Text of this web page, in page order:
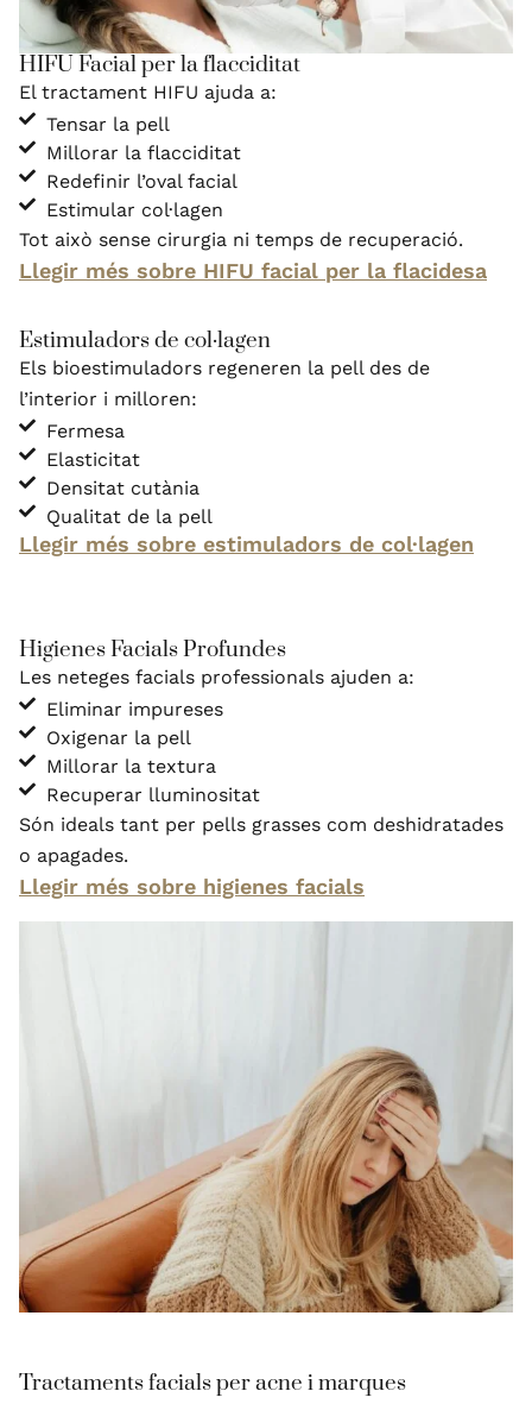
HIFU Facial per la flacciditat
El tractament HIFU ajuda a:
Tensar la pell
Millorar la flacciditat
Redefinir l’oval facial
Estimular col·lagen
Tot això sense cirurgia ni temps de recuperació.
Llegir més sobre HIFU facial per la flacidesa
Estimuladors de col·lagen
Els bioestimuladors regeneren la pell des de
l’interior i milloren:
Fermesa
Elasticitat
Densitat cutània
Qualitat de la pell
Llegir més sobre estimuladors de col·lagen
Higienes Facials Profundes
Les neteges facials professionals ajuden a:
Eliminar impureses
Oxigenar la pell
Millorar la textura
Recuperar lluminositat
Són ideals tant per pells grasses com deshidratades
o apagades.
Llegir més sobre higienes facials
Tractaments facials per acne i marques